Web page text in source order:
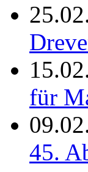
für
45.